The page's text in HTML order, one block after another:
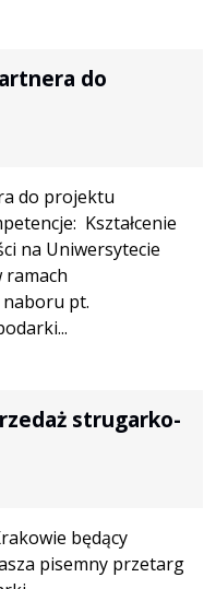
do
do projektu
Kształcenie
na Uniwersytecie
ramach
pt.
strugarko-
będący
pisemny przetarg